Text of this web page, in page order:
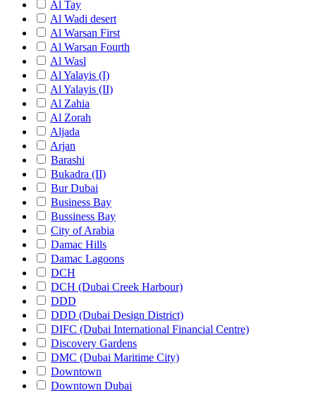
Al Tay
Al Wadi desert
Al Warsan First
Al Warsan Fourth
Al Wasl
Al Yalayis (I)
Al Yalayis (II)
Al Zahia
Al Zorah
Aljada
Arjan
Barashi
Bukadra (II)
Bur Dubai
Business Bay
Bussiness Bay
City of Arabia
Damac Hills
Damac Lagoons
DCH
DCH (Dubai Creek Harbour)
DDD
DDD (Dubai Design District)
DIFC (Dubai International Financial Centre)
Discovery Gardens
DMC (Dubai Maritime City)
Downtown
Downtown Dubai